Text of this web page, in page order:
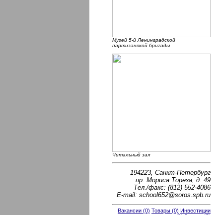
Музей 5-й Ленинградской
партизанской бригады
Читальный зал
194223, Санкт-Петербург
пр. Мориса Тореза, д. 49
Тел./факс: (812) 552-4086
E-mail: school652@soros.spb.ru
Вакансии (0) Товары (0) Инвестиции